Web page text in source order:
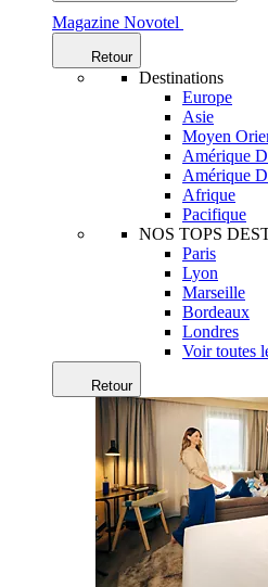
Magazine Novotel
Retour
Destinations
Europe
Asie
Moyen
Amérique
Amérique
Afrique
Pacifique
NOS TOPS
Paris
Lyon
Marseille
Bordeaux
Londres
Voir toutes
Retour